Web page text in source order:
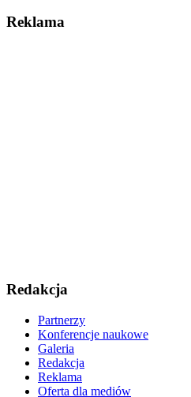
Reklama
Redakcja
Partnerzy
Konferencje naukowe
Galeria
Redakcja
Reklama
Oferta dla mediów